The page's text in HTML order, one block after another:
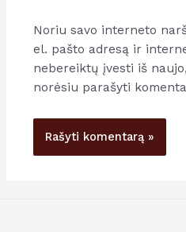
Noriu savo interneto
el. pašto adresą ir
nebereiktų įvesti iš
norėsiu parašyti